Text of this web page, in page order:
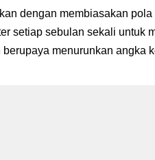
dengan membiasakan
setiap sebulan sekali untuk
menurunkan angka